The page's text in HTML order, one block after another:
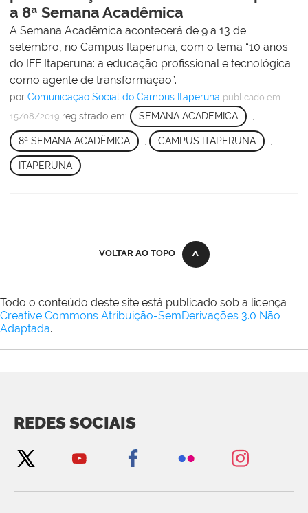
a 8ª Semana Acadêmica
A Semana Acadêmica acontecerá de 9 a 13 de
setembro, no Campus Itaperuna, com o tema “10 anos
do IFF Itaperuna: a educação profissional e tecnológica
como agente de transformação”.
por Comunicação Social do Campus Itaperuna publicado em
15/08/2019 registrado em: SEMANA ACADEMICA ,
8ª SEMANA ACADÊMICA CAMPUS ITAPERUNA
ITAPERUNA
VOLTAR AO TOPO
Todo o conteúdo deste site está publicado sob a licença
Creative Commons Atribuição-SemDerivações 3.0 Não
Adaptada.
REDES SOCIAIS